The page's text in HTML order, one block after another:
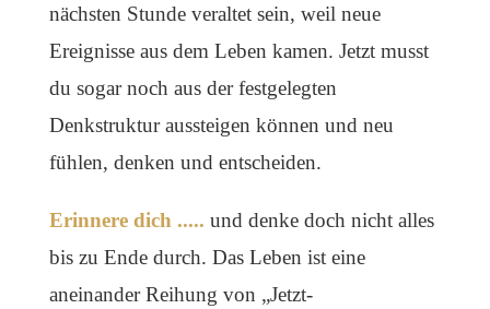
nächsten Stunde veraltet sein, weil neue
Ereignisse aus dem Leben kamen. Jetzt musst
du sogar noch aus der festgelegten
Denkstruktur aussteigen können und neu
fühlen, denken und entscheiden.
Erinnere dich ..... und denke doch nicht alles
bis zu Ende durch. Das Leben ist eine
aneinander Reihung von „Jetzt-